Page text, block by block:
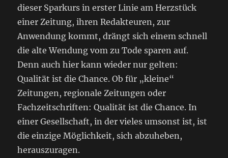
dieser Sparkurs in erster Linie am Herzstück
einer Zeitung, ihren Redakteuren, zur
Anwendung kommt, drängt sich einem schnell
die alte Wendung vom zu Tode sparen auf.
Denn auch hier kann wieder nur gelten:
Qualität ist die Chance. Ob für „kleine“
Zeitungen, regionale Zeitungen oder
Fachzeitschriften: Qualität ist die Chance. In
einer Gesellschaft, in der vieles umsonst ist, ist
die einzige Möglichkeit, sich abzuheben,
herauszuragen.